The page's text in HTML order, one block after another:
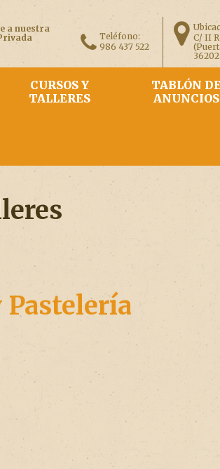
a nuestra
Teléfono:
986 437 522
C/ II
CURSOS Y
TALLERES
TABLÓN
ANUNCIOS
Pastelería